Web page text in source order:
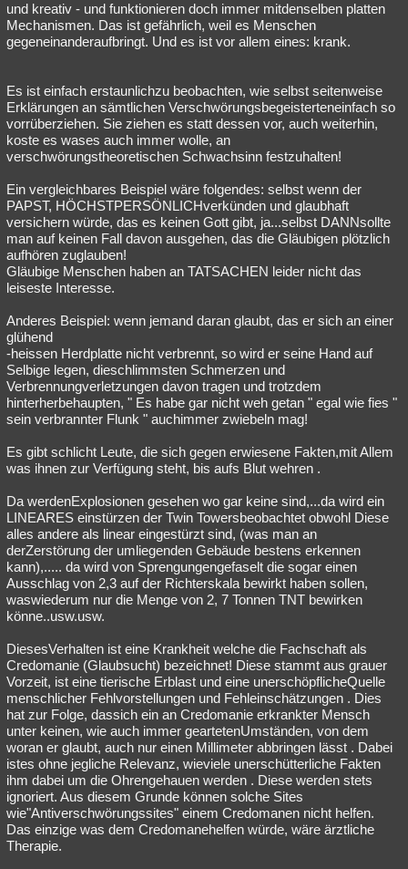
und kreativ - und funktionieren doch immer mitdenselben platten
Mechanismen. Das ist gefährlich, weil es Menschen
gegeneinanderaufbringt. Und es ist vor allem eines: krank.
Es ist einfach erstaunlichzu beobachten, wie selbst seitenweise
Erklärungen an sämtlichen Verschwörungsbegeisterteneinfach so
vorrüberziehen. Sie ziehen es statt dessen vor, auch weiterhin,
koste es wases auch immer wolle, an
verschwörungstheoretischen Schwachsinn festzuhalten!
Ein vergleichbares Beispiel wäre folgendes: selbst wenn der
PAPST, HÖCHSTPERSÖNLICHverkünden und glaubhaft
versichern würde, das es keinen Gott gibt, ja...selbst DANNsollte
man auf keinen Fall davon ausgehen, das die Gläubigen plötzlich
aufhören zuglauben!
Gläubige Menschen haben an TATSACHEN leider nicht das
leiseste Interesse.
Anderes Beispiel: wenn jemand daran glaubt, das er sich an einer
glühend
-heissen Herdplatte nicht verbrennt, so wird er seine Hand auf
Selbige legen, dieschlimmsten Schmerzen und
Verbrennungverletzungen davon tragen und trotzdem
hinterherbehaupten, " Es habe gar nicht weh getan " egal wie fies "
sein verbrannter Flunk " auchimmer zwiebeln mag!
Es gibt schlicht Leute, die sich gegen erwiesene Fakten,mit Allem
was ihnen zur Verfügung steht, bis aufs Blut wehren .
Da werdenExplosionen gesehen wo gar keine sind,...da wird ein
LINEARES einstürzen der Twin Towersbeobachtet obwohl Diese
alles andere als linear eingestürzt sind, (was man an
derZerstörung der umliegenden Gebäude bestens erkennen
kann),..... da wird von Sprengungengefaselt die sogar einen
Ausschlag von 2,3 auf der Richterskala bewirkt haben sollen,
waswiederum nur die Menge von 2, 7 Tonnen TNT bewirken
könne..usw.usw.
DiesesVerhalten ist eine Krankheit welche die Fachschaft als
Credomanie (Glaubsucht) bezeichnet! Diese stammt aus grauer
Vorzeit, ist eine tierische Erblast und eine unerschöpflicheQuelle
menschlicher Fehlvorstellungen und Fehleinschätzungen . Dies
hat zur Folge, dassich ein an Credomanie erkrankter Mensch
unter keinen, wie auch immer geartetenUmständen, von dem
woran er glaubt, auch nur einen Millimeter abbringen lässt . Dabei
istes ohne jegliche Relevanz, wieviele unerschütterliche Fakten
ihm dabei um die Ohrengehauen werden . Diese werden stets
ignoriert. Aus diesem Grunde können solche Sites
wie"Antiverschwörungssites" einem Credomanen nicht helfen.
Das einzige was dem Credomanehelfen würde, wäre ärztliche
Therapie.